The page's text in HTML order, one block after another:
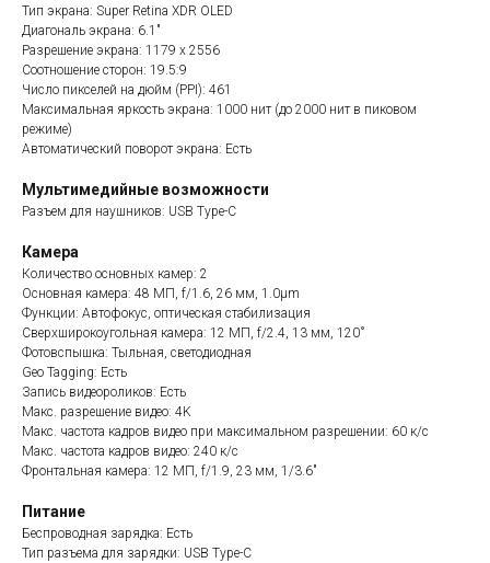
Тип экрана: Super Retina XDR OLED
Диагональ экрана: 6.1"
Разрешение экрана: 1179 x 2556
Соотношение сторон: 19.5:9
Число пикселей на дюйм (PPI): 461
Максимальная яркость экрана: 1000 нит (до 2000 нит в пиковом
режиме)
Автоматический поворот экрана: Есть
Мультимедийные возможности
Разъем для наушников: USB Type-C
Камера
Количество основных камер: 2
Основная камера: 48 МП, f/1.6, 26 мм, 1.0µm
Функции: Автофокус, оптическая стабилизация
Сверхширокоугольная камера: 12 МП, f/2.4, 13 мм, 120˚
Фотовспышка: Тыльная, светодиодная
Geo Tagging: Есть
Запись видеороликов: Есть
Макс. разрешение видео: 4K
Макс. частота кадров видео при максимальном разрешении: 60 к/c
Макс. частота кадров видео: 240 к/с
Фронтальная камера: 12 МП, f/1.9, 23 мм, 1/3.6"
Питание
Беспроводная зарядка: Есть
Тип разъема для зарядки: USB Type-C